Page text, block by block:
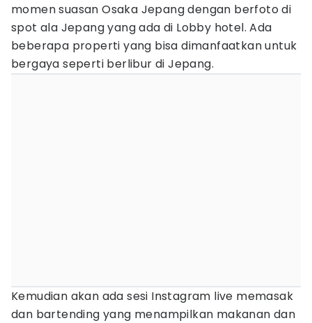
momen suasan Osaka Jepang dengan berfoto di
spot ala Jepang yang ada di Lobby hotel. Ada
beberapa properti yang bisa dimanfaatkan untuk
bergaya seperti berlibur di Jepang.
Kemudian akan ada sesi Instagram live memasak
dan bartending yang menampilkan makanan dan